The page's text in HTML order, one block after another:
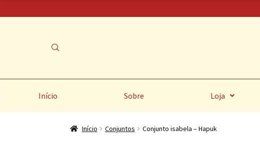
Início Sobre Loja
Início Conjuntos Conjunto isabela – Hapuk